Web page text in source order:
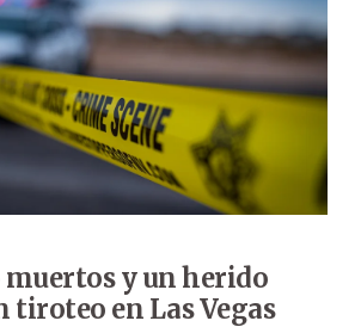
muertos y un herido
tiroteo en Las Vegas